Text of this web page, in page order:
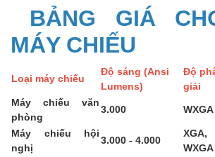
BẢNG GIÁ
MÁY CHIẾU
Loại máy chiếu
Độ sáng (Ansi
Lumens)
Độ
giải
Máy chiếu văn
phòng
3.000 WXGA
Máy chiếu hội
nghị
3.000 - 4.000
XGA,
WXGA